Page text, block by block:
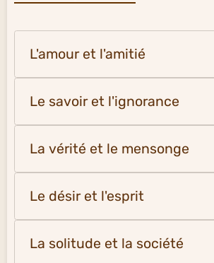
L'amour et l'amitié
Le savoir et l'ignorance
La vérité et le mensonge
Le désir et l'esprit
La solitude et la société